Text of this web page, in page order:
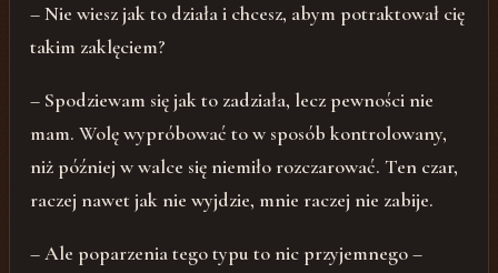
– Nie wiesz jak to działa i chcesz, abym potraktował cię
takim zaklęciem?
– Spodziewam się jak to zadziała, lecz pewności nie
mam. Wolę wypróbować to w sposób kontrolowany,
niż później w walce się niemiło rozczarować. Ten czar,
raczej nawet jak nie wyjdzie, mnie raczej nie zabije.
– Ale poparzenia tego typu to nic przyjemnego –